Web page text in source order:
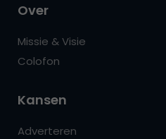
Over
Missie & Visie
Colofon
Kansen
Adverteren